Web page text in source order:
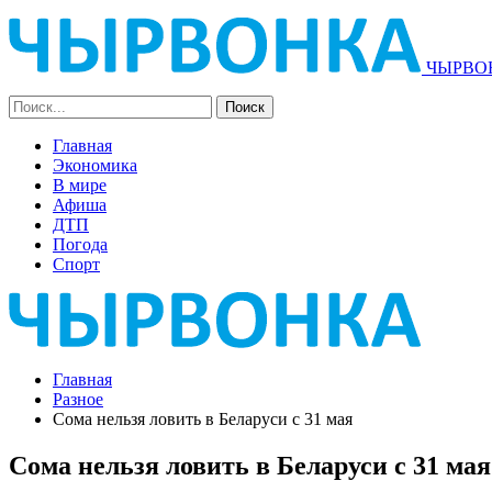
Главная
Экономика
В мире
Афиша
ДТП
Погода
Спорт
Главная
Разное
Сома нельзя ловить в Беларуси с 31 мая
Сома нельзя ловить в Беларуси с 31 мая